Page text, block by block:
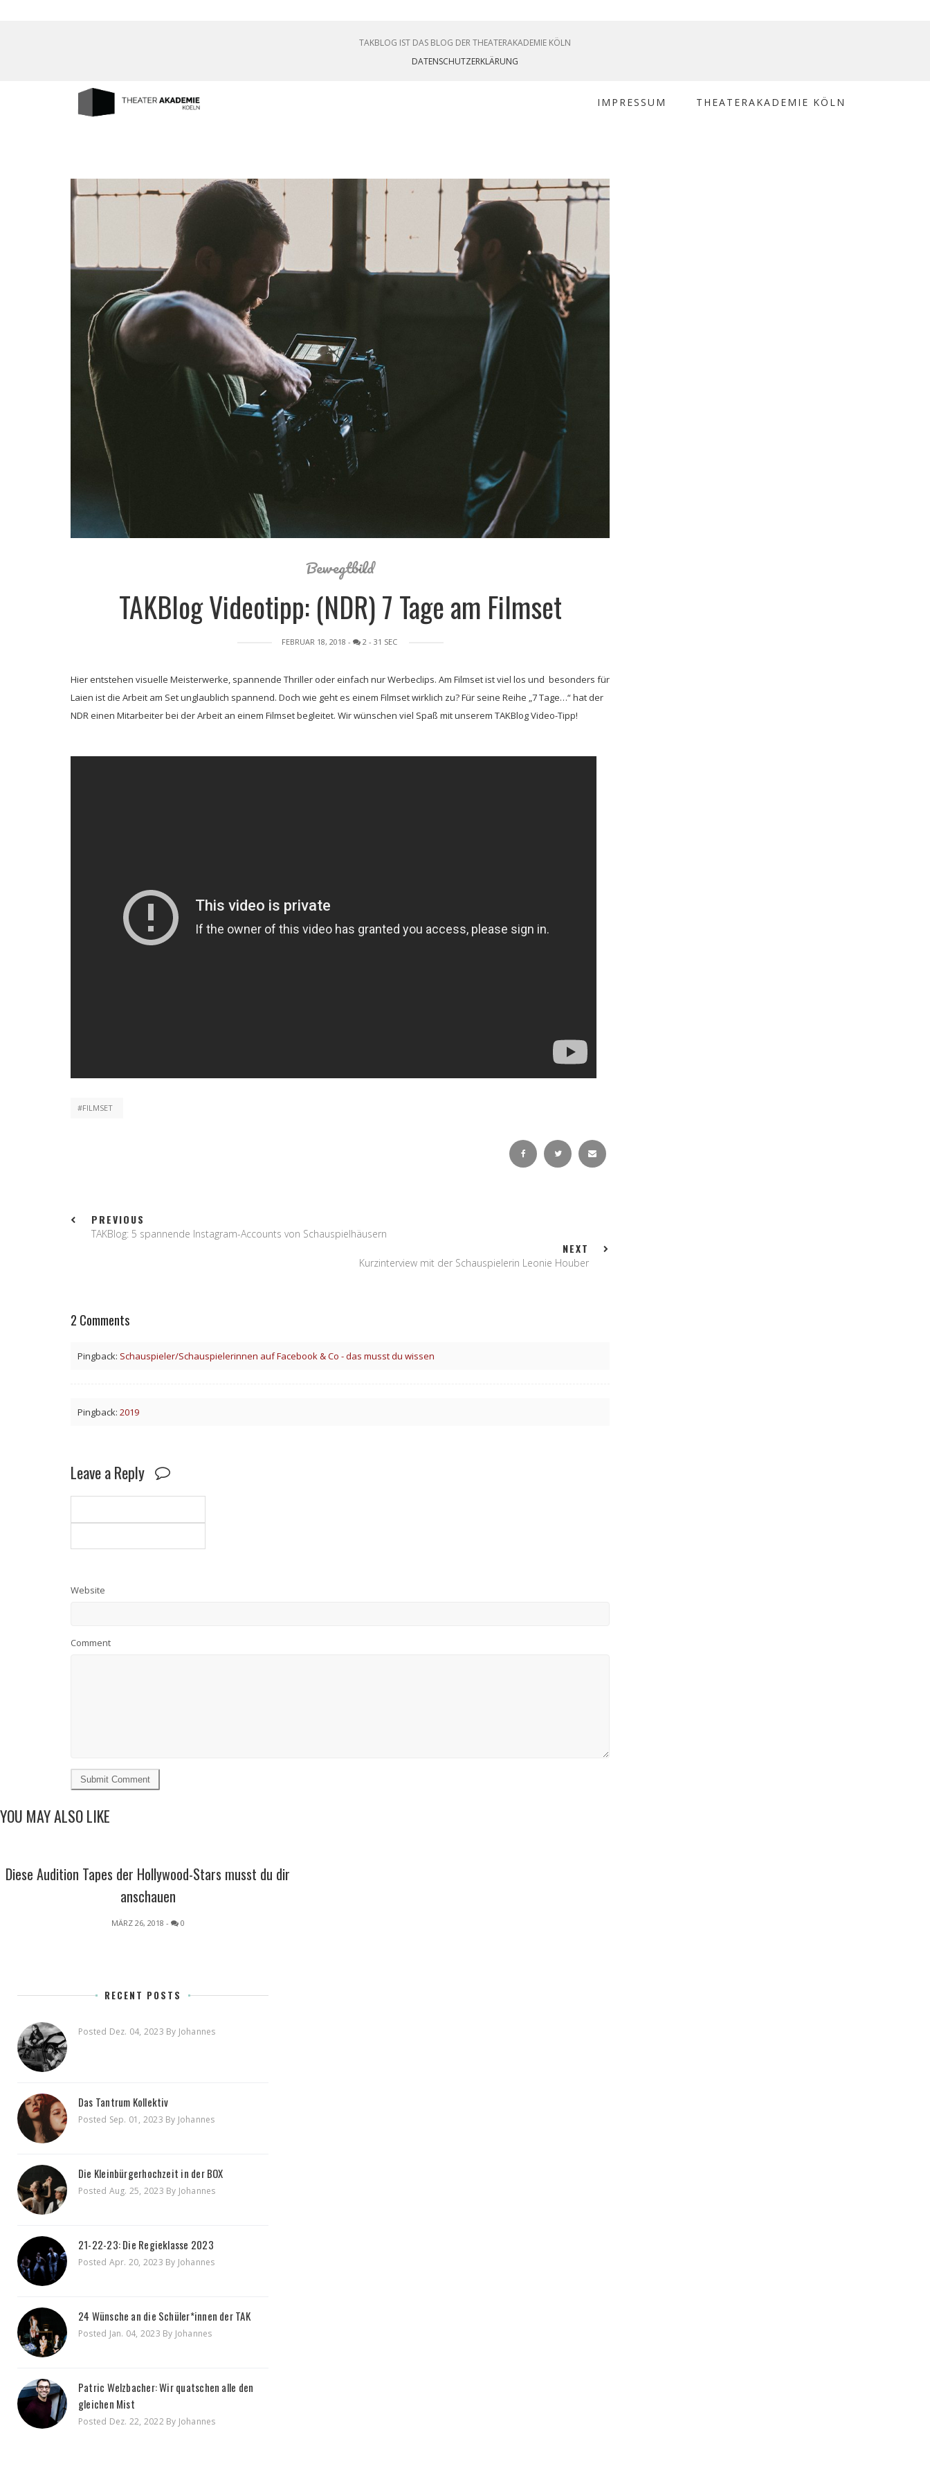
IMPRESSUM THEATERAKADEMIE KÖLN
Bewegtbild
TAKBlog Videotipp: (NDR) 7 Tage am Filmset
FEBRUAR 18, 2018 - 2- 31 SEC
Hier entstehen visuelle Meisterwerke, spannende Thriller oder einfach nur Werbeclips. Am Filmset ist viel los und besonders für
Laien ist die Arbeit am Set unglaublich spannend. Doch wie geht es einem Filmset wirklich zu? Für seine Reihe „7 Tage…“ hat der
NDR einen Mitarbeiter bei der Arbeit an einem Filmset begleitet. Wir wünschen viel Spaß mit unserem TAKBlog Video-Tipp!
FILMSET
PREVIOUS
TAKBlog: 5 spannende Instagram-Accounts von Schauspielhäusern
NEXT
Kurzinterview mit der Schauspielerin Leonie Houber
2 Comments
Pingback: Schauspieler/Schauspielerinnen auf Facebook & Co - das musst du wissen
Pingback: 2019
Leave a Reply
Website
Comment
YOU MAY ALSO LIKE
Diese Audition Tapes der Hollywood-Stars musst du dir
anschauen
MÄRZ 26, 2018 - 0
RECENT POSTS
Posted Dez. 04, 2023 By Johannes
Das Tantrum Kollektiv
Posted Sep. 01, 2023 By Johannes
Die Kleinbürgerhochzeit in der BOX
Posted Aug. 25, 2023 By Johannes
21-22-23: Die Regieklasse 2023
Posted Apr. 20, 2023 By Johannes
24 Wünsche an die Schüler*innen der TAK
Posted Jan. 04, 2023 By Johannes
Patric Welzbacher: Wir quatschen alle den
gleichen Mist
Posted Dez. 22, 2022 By Johannes
TAKBLOG IST DAS BLOG DER THEATERAKADEMIE KÖLN
DATENSCHUTZERKLÄRUNG